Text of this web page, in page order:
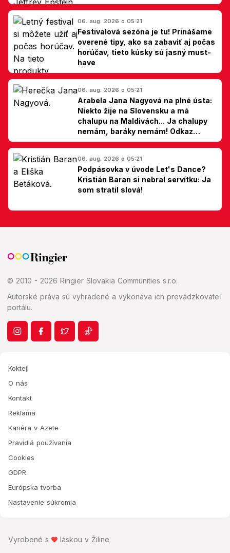
06. aug. 2026 o 05:21
Festivalová sezóna je tu! Prinášame
overené tipy, ako sa zabaviť aj počas
horúčav, tieto kúsky sú jasný must-
have
06. aug. 2026 o 05:21
Arabela Jana Nagyová na plné ústa:
Niekto žije na Slovensku a má
chalupu na Maldivách... Ja chalupy
nemám, baráky nemám! Odkaz
Slovákom
06. aug. 2026 o 05:21
Podpásovka v úvode Let's Dance?
Kristián Baran si nebral servítku: Ja
som stratil slová!
© 2010 - 2026 Ringier Slovakia Communities s.r.o.
Autorské práva sú vyhradené a vykonáva ich prevádzkovateľ
portálu.
Koktejl
O nás
Kontakt
Reklama
Kariéra v Azete
Pravidlá používania
Cookies
GDPR
Európska tvorba
Nastavenie súkromia
Vyrobené s láskou v Žiline